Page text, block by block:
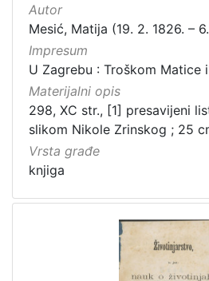
Autor
Mesić, Matija (19. 2. 1826. –
Impresum
U Zagrebu : Troškom Matice
Materijalni opis
298, XC str., [1] presavijeni
slikom Nikole Zrinskog ; 25
Vrsta građe
knjiga